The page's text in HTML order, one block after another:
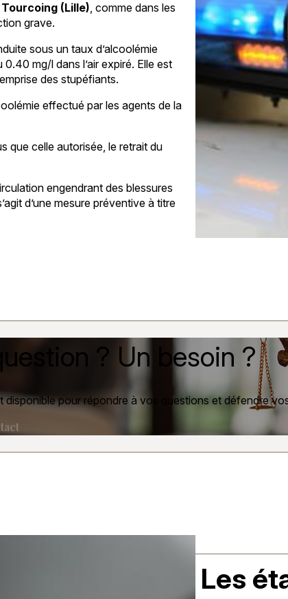
Tourcoing (Lille), comme dans les
grave.
sous un taux d’alcoolémie
mg/l dans l’air expiré. Elle est
des stupéfiants.
effectué par les agents de la
que celle autorisée, le retrait du
engendrant des blessures
d’une mesure préventive à titre
? Un besoin ?
disponible pour répondre à vos questions et défendre
Les